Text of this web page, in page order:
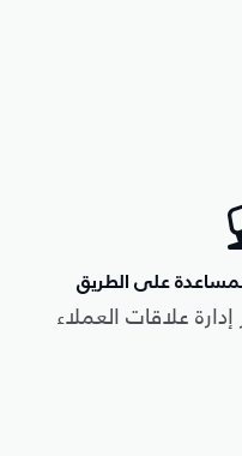
على الطريق
إدارة علاقات العملاء